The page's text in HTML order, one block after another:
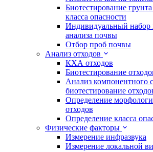
Биотестирование
класса опасности
Индивидуальный набор
анализа почвы
Отбор проб почвы
Анализ отходов
КХА отходов
Биотестирование
Анализ компонентного
биотестирование
Определение
отходов
Определение класса
Физические факторы
Измерение инфразвука
Измерение локальной